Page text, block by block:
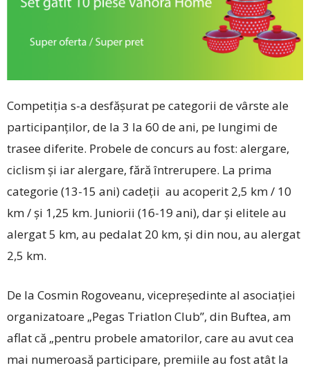
Competiția s-a des­fășurat pe categorii de ­vârste ale
participanților, de la 3 la 60 de ani, pe lungimi de
trasee diferite. Probele de concurs au fost: alergare,
ciclism și iar alergare, fără întrerupere. La prima
categorie (13-15 ani) cadeții au acoperit 2,5 km / 10
km / și 1,25 km. Juniorii (16-19 ani), dar și elitele au
alergat 5 km, au pedalat 20 km, și din nou, au alergat
2,5 km.
De la Cosmin Rogoveanu, vicepreședinte al asociaţiei
organizatoare „Pegas Triatlon Club”, din Buftea, am
aflat că „pentru probele amatorilor, care au avut cea
mai numeroasă participare, premiile au fost atât la